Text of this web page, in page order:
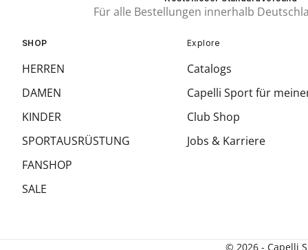
Für alle Bestellungen innerhalb
SHOP
HERREN
DAMEN
KINDER
SPORTAUSRÜSTUNG
FANSHOP
SALE
Explore
Catalogs
Capelli Sport für
Club Shop
Jobs & Karriere
© 2026 - Capelli